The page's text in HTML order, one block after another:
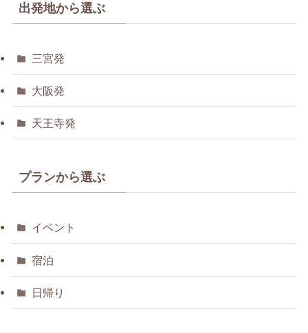
出発地から選ぶ
三宮発
大阪発
天王寺発
プランから選ぶ
イベント
宿泊
日帰り